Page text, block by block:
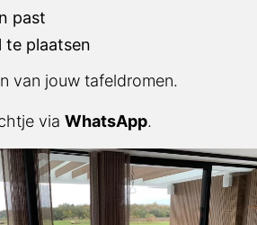
jouw tafeldromen.
viaWhatsApp.